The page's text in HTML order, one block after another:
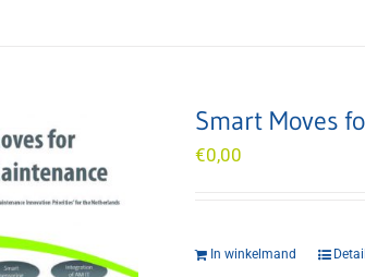
Smart Moves
€0,00
In winkelmand